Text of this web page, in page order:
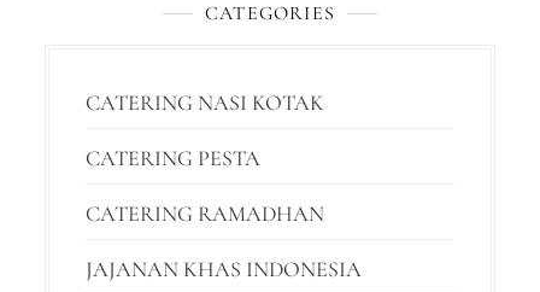
CATEGORIES
CATERING NASI KOTAK
CATERING PESTA
CATERING RAMADHAN
JAJANAN KHAS INDONESIA